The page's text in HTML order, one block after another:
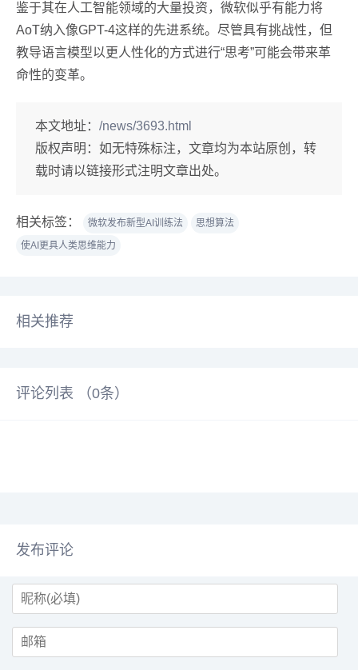
鉴于其在人工智能领域的大量投资，微软似乎有能力将
AoT纳入像GPT-4这样的先进系统。尽管具有挑战性，但
教导语言模型以更人性化的方式进行“思考”可能会带来革
命性的变革。
本文地址： /news/3693.html
版权声明： 如无特殊标注，文章均为本站原创，转
载时请以链接形式注明文章出处。
相关标签： 微软发布新型AI训练法
思想算法
使AI更具人类思维能力
相关推荐
评论列表 （0条）
发布评论